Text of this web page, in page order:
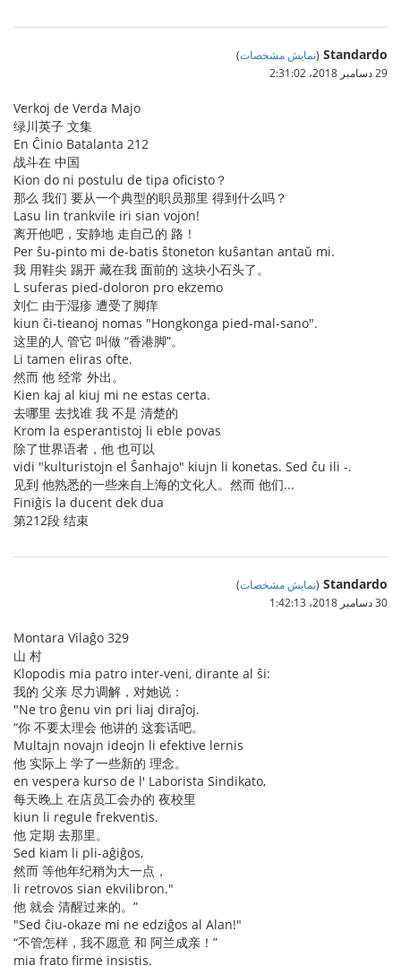
Standardo
(نمایش مشخصات)
29 دسامبر 2018،‏ 2:31:02
Verkoj de Verda Majo
绿川英子 文集
En Ĉinio Batalanta 212
战斗在 中国
Kion do ni postulu de tipa oficisto？
那么 我们 要从一个典型的职员那里 得到什么吗？
Lasu lin trankvile iri sian vojon!
离开他吧，安静地 走自己的 路！
Per ŝu-pinto mi de-batis ŝtoneton kuŝantan antaŭ mi.
我 用鞋尖 踢开 藏在我 面前的 这块小石头了。
L suferas pied-doloron pro ekzemo
刘仁 由于湿疹 遭受了脚痒
kiun ĉi-tieanoj nomas "Hongkonga pied-mal-sano".
这里的人 管它 叫做 “香港脚”。
Li tamen eliras ofte.
然而 他 经常 外出。
Kien kaj al kiuj mi ne estas certa.
去哪里 去找谁 我 不是 清楚的
Krom la esperantistoj li eble povas
除了世界语者，他 也可以
vidi "kulturistojn el Ŝanhajo" kiujn li konetas. Sed ĉu ili -.
见到 他熟悉的一些来自上海的文化人。然而 他们...
Finiĝis la ducent dek dua
第212段 结束
Standardo
(نمایش مشخصات)
30 دسامبر 2018،‏ 1:42:13
Montara Vilaĝo 329
山 村
Klopodis mia patro inter-veni, dirante al ŝi:
我的 父亲 尽力调解，对她说：
"Ne tro ĝenu vin pri liaj diraĵoj.
“你 不要太理会 他讲的 这套话吧。
Multajn novajn ideojn li efektive lernis
他 实际上 学了一些新的 理念。
en vespera kurso de l' Laborista Sindikato,
每天晚上 在店员工会办的 夜校里
kiun li regule frekventis.
他 定期 去那里。
Sed kiam li pli-aĝiĝos,
然而 等他年纪稍为大一点，
li retrovos sian ekvilibron."
他 就会 清醒过来的。”
"Sed ĉiu-okaze mi ne edziĝos al Alan!"
“不管怎样，我不愿意 和 阿兰成亲！”
mia frato firme insistis.